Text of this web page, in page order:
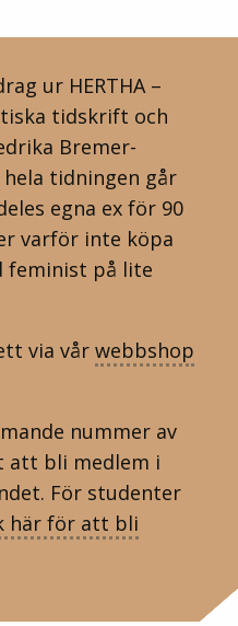
ur HERTHA –
tidskrift och
Bremer-
tidningen går
egna ex för 90
varför inte köpa
feminist på lite
via vår webbshop
nummer av
att bli medlem i
För studenter
här för att bli